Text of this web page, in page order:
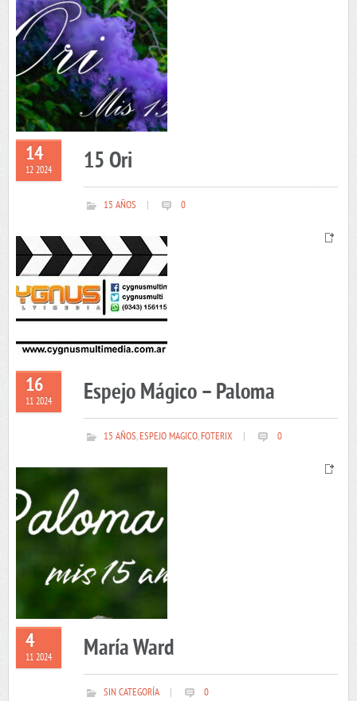
14
12 2024 15 Ori
15 AÑOS 0
16
11 2024 Espejo Mágico – Paloma
15 AÑOS,ESPEJO MAGICO,FOTERIX 0
4
11 2024 María Ward
SIN CATEGORÍA 0